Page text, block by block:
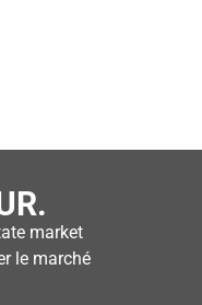
market
le marché